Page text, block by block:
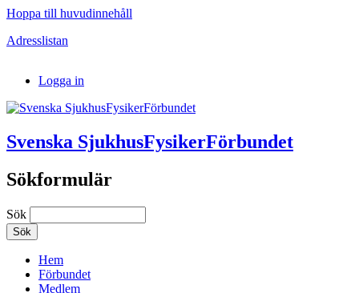
Hoppa till huvudinnehåll
Adresslistan
Logga in
Svenska SjukhusFysikerFörbundet
Sökformulär
Sök
Hem
Förbundet
Medlem